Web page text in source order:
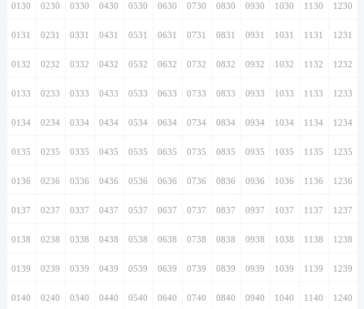
0130 0230 0330 0430 0530 0630 0730 0830 0930 1030 1130 1230
0131 0231 0331 0431 0531 0631 0731 0831 0931 1031 1131 1231
0132 0232 0332 0432 0532 0632 0732 0832 0932 1032 1132 1232
0133 0233 0333 0433 0533 0633 0733 0833 0933 1033 1133 1233
0134 0234 0334 0434 0534 0634 0734 0834 0934 1034 1134 1234
0135 0235 0335 0435 0535 0635 0735 0835 0935 1035 1135 1235
0136 0236 0336 0436 0536 0636 0736 0836 0936 1036 1136 1236
0137 0237 0337 0437 0537 0637 0737 0837 0937 1037 1137 1237
0138 0238 0338 0438 0538 0638 0738 0838 0938 1038 1138 1238
0139 0239 0339 0439 0539 0639 0739 0839 0939 1039 1139 1239
0140 0240 0340 0440 0540 0640 0740 0840 0940 1040 1140 1240